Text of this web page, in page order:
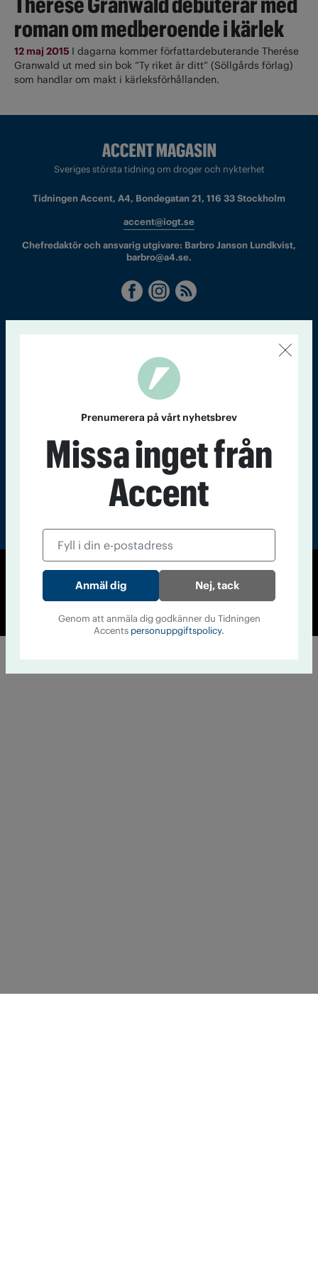
roman om medberoende i kärlek
12 maj 2015 I dagarna kommer författardebuterande Therése
Granwald ut med sin bok ”Ty riket är ditt” (Söllgårds förlag)
som handlar om makt i kärleksförhållanden.
Sveriges största tidning om droger och nykterhet
Tidningen Accent, A4, Bondegatan 21, 116 33 Stockholm
accent@iogt.se
Chefredaktör och ansvarig utgivare: Barbro Janson Lundkvist,
barbro@a4.se.
Accent
© Tidningen Accent 2026
Cookiepolicy
Personuppgiftspolicy
Prenumerera på vårt nyhetsbrev
Missa inget från
Accent
Nej, tack
Genom att anmäla dig godkänner du Tidningen
Accents personuppgiftspolicy.